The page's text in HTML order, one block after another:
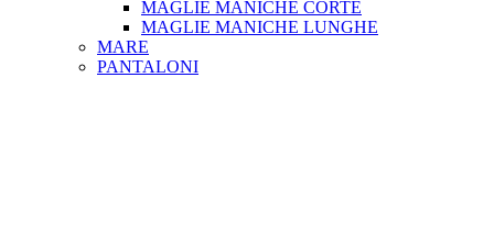
MAGLIE MANICHE CORTE
MAGLIE MANICHE LUNGHE
MARE
PANTALONI